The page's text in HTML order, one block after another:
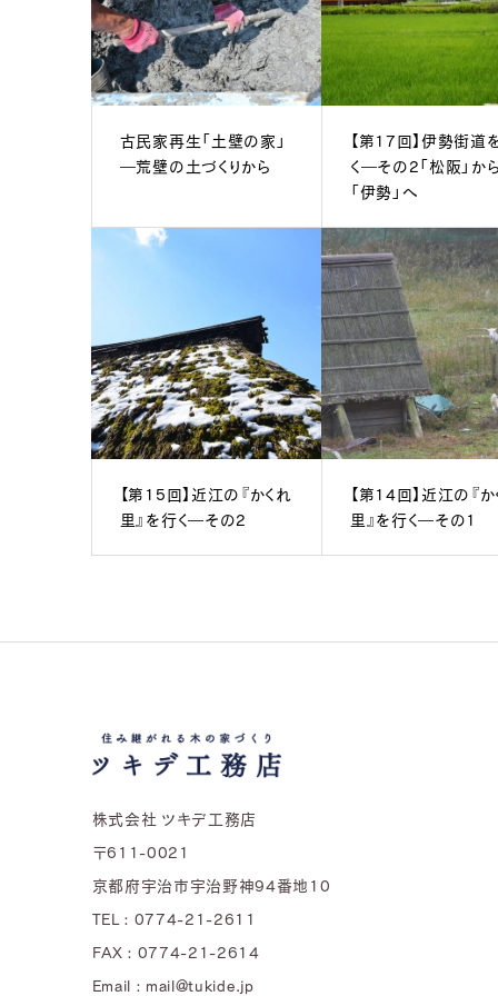
古民家再生「土壁の家」
―荒壁の土づくりから
【第17回】伊勢街道
く―その2「松阪」か
「伊勢」へ
【第15回】近江の『かくれ
里』を行く―その2
【第14回】近江の『
里』を行く―その1
株式会社 ツキデ工務店
〒611-0021
京都府宇治市宇治野神94番地10
TEL : 0774-21-2611
FAX : 0774-21-2614
Email : mail@tukide.jp